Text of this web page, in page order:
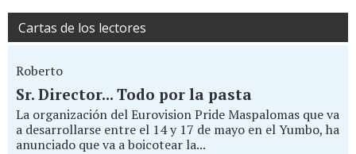
Cartas de los lectores
Roberto
Sr. Director... Todo por la pasta
La organización del Eurovision Pride Maspalomas que va
a desarrollarse entre el 14 y 17 de mayo en el Yumbo, ha
anunciado que va a boicotear la...